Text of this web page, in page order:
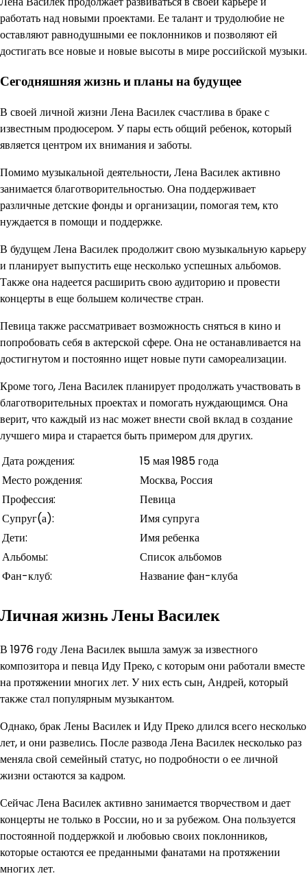
работать над новыми проектами. Ее талант и трудолюбие не
оставляют равнодушными ее поклонников и позволяют ей
достигать все новые и новые высоты в мире российской музыки.
Сегодняшняя жизнь и планы на будущее
В своей личной жизни Лена Василек счастлива в браке с
известным продюсером. У пары есть общий ребенок, который
является центром их внимания и заботы.
Помимо музыкальной деятельности, Лена Василек активно
занимается благотворительностью. Она поддерживает
различные детские фонды и организации, помогая тем, кто
нуждается в помощи и поддержке.
В будущем Лена Василек продолжит свою музыкальную карьеру
и планирует выпустить еще несколько успешных альбомов.
Также она надеется расширить свою аудиторию и провести
концерты в еще большем количестве стран.
Певица также рассматривает возможность сняться в кино и
попробовать себя в актерской сфере. Она не останавливается на
достигнутом и постоянно ищет новые пути самореализации.
Кроме того, Лена Василек планирует продолжать участвовать в
благотворительных проектах и помогать нуждающимся. Она
верит, что каждый из нас может внести свой вклад в создание
лучшего мира и старается быть примером для других.
Дата рождения:
15 мая 1985 года
Место рождения:
Москва, Россия
Профессия:
Певица
Супруг(а):
Имя супруга
Дети:
Имя ребенка
Альбомы:
Список альбомов
Фан-клуб:
Название фан-клуба
Личная жизнь Лены Василек
В 1976 году Лена Василек вышла замуж за известного
композитора и певца Иду Преко, с которым они работали вместе
на протяжении многих лет. У них есть сын, Андрей, который
также стал популярным музыкантом.
Однако, брак Лены Василек и Иду Преко длился всего несколько
лет, и они развелись. После развода Лена Василек несколько раз
меняла свой семейный статус, но подробности о ее личной
жизни остаются за кадром.
Сейчас Лена Василек активно занимается творчеством и дает
концерты не только в России, но и за рубежом. Она пользуется
постоянной поддержкой и любовью своих поклонников,
которые остаются ее преданными фанатами на протяжении
многих лет.